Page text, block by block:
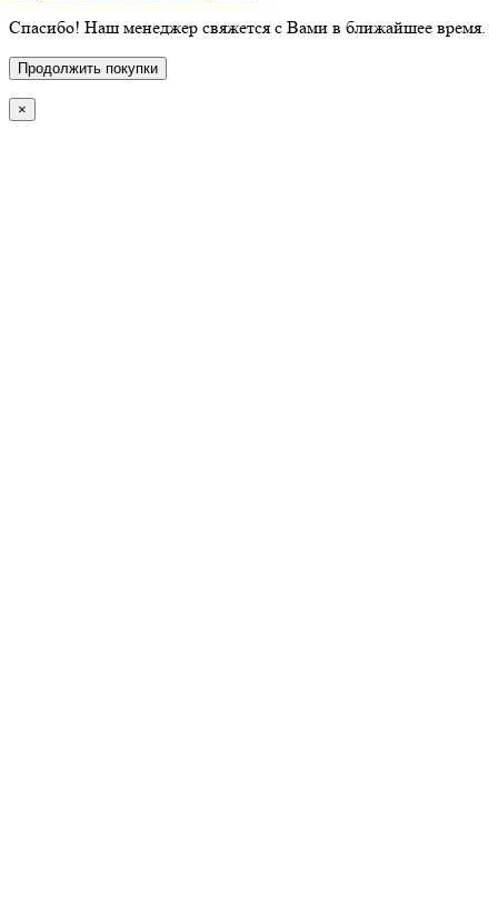
Спасибо! Наш менеджер свяжется с Вами в ближайшее время.
Продолжить покупки
×